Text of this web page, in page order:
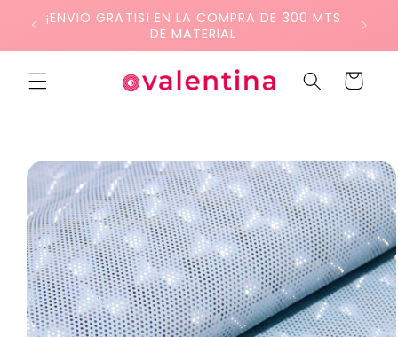
directamente
¡ENVIO GRATIS! EN LA COMPRA DE 300 MTS
DE MATERIAL
Carrito
directamente
a la
información
del producto